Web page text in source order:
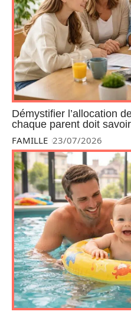
Démystifier l’allocation
chaque parent doit savoir
FAMILLE 23/07/2026